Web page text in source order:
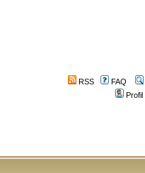
RSS FAQ
Profil